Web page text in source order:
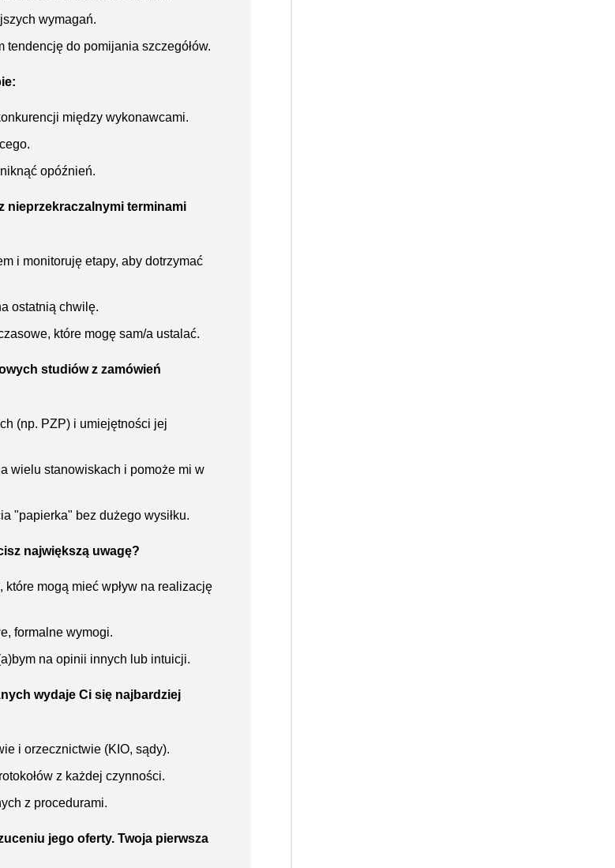
wymagań.
do pomijania szczegółów.
między wykonawcami.
opóźnień.
nieprzekraczalnymi terminami
i monitoruję etapy, aby dotrzymać
ostatnią chwilę.
które mogę sam/a ustalać.
studiów z zamówień
(np. PZP) i umiejętności jej
wielu stanowiskach i pomoże mi w
"papierka" bez dużego wysiłku.
największą uwagę?
mogą mieć wpływ na realizację
formalne wymogi.
na opinii innych lub intuicji.
wydaje Ci się najbardziej
i orzecznictwie (KIO, sądy).
z każdej czynności.
z procedurami.
jego oferty. Twoja pierwsza